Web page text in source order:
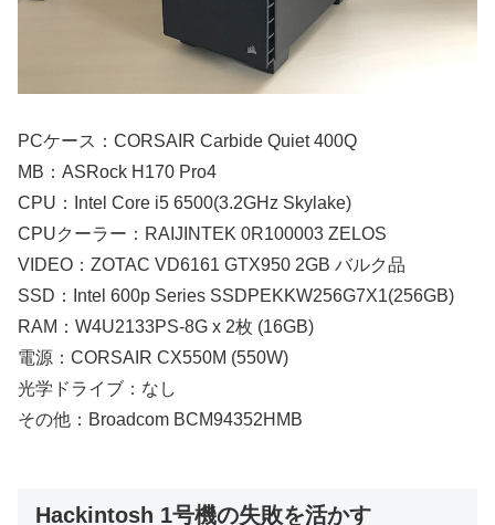
PCケース：CORSAIR Carbide Quiet 400Q
MB：ASRock H170 Pro4
CPU：Intel Core i5 6500(3.2GHz Skylake)
CPUクーラー：RAIJINTEK 0R100003 ZELOS
VIDEO：ZOTAC VD6161 GTX950 2GB バルク品
SSD：Intel 600p Series SSDPEKKW256G7X1(256GB)
RAM：W4U2133PS-8G x 2枚 (16GB)
電源：CORSAIR CX550M (550W)
光学ドライブ：なし
その他：Broadcom BCM94352HMB
Hackintosh 1号機の失敗を活かす